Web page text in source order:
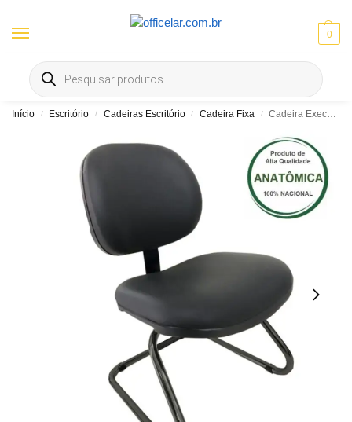
0
Entrega gratis em Goiânia e Aparecida | ⚡ 10% OFF no Pix
Início / Escritório / Cadeiras Escritório / Cadeira Fixa / Cadeira Executiva Lisa Base em S